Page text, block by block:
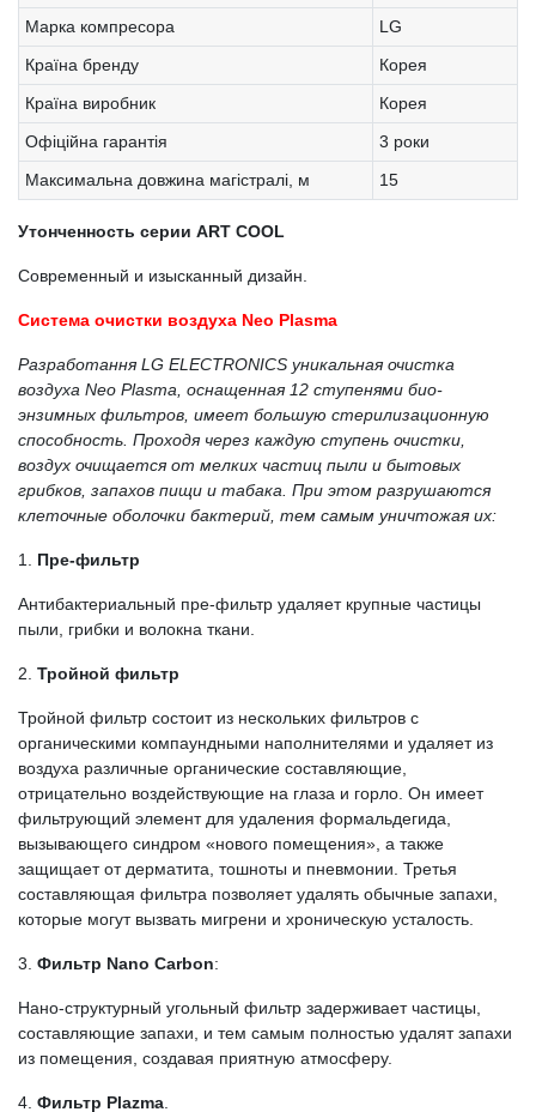
Марка компресора
LG
Країна бренду
Корея
Країна виробник
Корея
Офіційна гарантія
3 роки
Максимальна довжина магістралі, м
15
Утонченность серии ART COOL
Современный и изысканный дизайн.
Система очистки воздуха Neo Plasma
Разработання LG ELECTRONICS уникальная очистка
воздуха Neo Plasma, оснащенная 12 ступенями био-
энзимных фильтров, имеет большую стерилизационную
способность. Проходя через каждую ступень очистки,
воздух очищается от мелких частиц пыли и бытовых
грибков, запахов пищи и табака. При этом разрушаются
клеточные оболочки бактерий, тем самым уничтожая их:
1. Пре-фильтр
Антибактериальный пре-фильтр удаляет крупные частицы
пыли, грибки и волокна ткани.
2. Тройной фильтр
Тройной фильтр состоит из нескольких фильтров с
органическими компаундными наполнителями и удаляет из
воздуха различные органические составляющие,
отрицательно воздействующие на глаза и горло. Он имеет
фильтрующий элемент для удаления формальдегида,
вызывающего синдром «нового помещения», а также
защищает от дерматита, тошноты и пневмонии. Третья
составляющая фильтра позволяет удалять обычные запахи,
которые могут вызвать мигрени и хроническую усталость.
3. Фильтр Nano Carbon:
Нано-структурный угольный фильтр задерживает частицы,
составляющие запахи, и тем самым полностью удалят запахи
из помещения, создавая приятную атмосферу.
4. Фильтр Plazma